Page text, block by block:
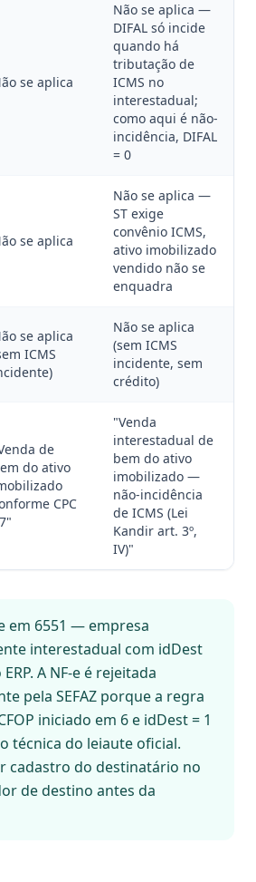
se aplica
Não se aplica —
DIFAL só incide
quando há
tributação de
ICMS no
interestadual;
como aqui é não-
incidência, DIFAL
= 0
se aplica
Não se aplica —
ST exige
convênio ICMS,
ativo imobilizado
vendido não se
enquadra
se aplica
ICMS
Não se aplica
(sem ICMS
incidente, sem
crédito)
de
do ativo
CPC
"Venda
interestadual de
bem do ativo
imobilizado —
não-incidência
de ICMS (Lei
Kandir art. 3º,
IV)"
em 6551 — empresa
interestadual com idDest
A NF-e é rejeitada
pela SEFAZ porque a regra
iniciado em 6 e idDest = 1
técnica do leiaute oficial.
cadastro do destinatário no
de destino antes da